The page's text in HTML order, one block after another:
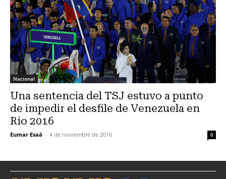
Nacional
Una sentencia del TSJ estuvo a punto
de impedir el desfile de Venezuela en
Río 2016
Eumar Esaá - 4 de noviembre de 2016 0